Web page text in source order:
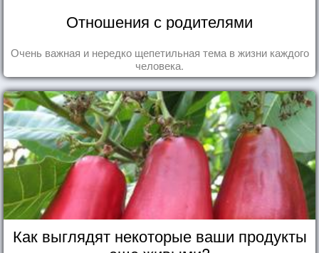
Отношения с родителями
Очень важная и нередко щепетильная тема в жизни каждого
человека.
Как выглядят некоторые ваши продукты